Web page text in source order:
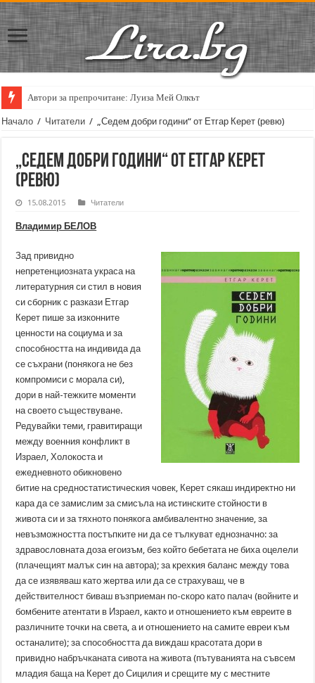
Автори за препрочитане: Луиза Мей Олкът
Начало / Читатели / „Седем добри години“ от Етгар Керет (ревю)
„Седем добри години“ от Етгар Керет
(ревю)
15.08.2015 Читатели
Владимир БЕЛОВ
Зад привидно
непретенциозната украса на
литературния си стил в новия
си сборник с разкази Етгар
Керет пише за изконните
ценности на социума и за
способността на индивида да
се съхрани (понякога не без
компромиси с морала си),
дори в най-тежките моменти
на своето съществуване.
Редувайки теми, гравитиращи
между военния конфликт в
Израел, Холокоста и
ежедневното обикновено
битие на средностатистическия човек, Керет сякаш индиректно ни
кара да се замислим за смисъла на истинските стойности в
живота си и за тяхното понякога амбивалентно значение, за
невъзможността постъпките ни да се тълкуват еднозначно: за
здравословната доза егоизъм, без който бебетата не биха оцелели
(плачещият малък син на автора); за крехкия баланс между това
да се изявяваш като жертва или да се страхуваш, че в
действителност биваш възприеман по-скоро като палач (войните и
бомбените атентати в Израел, както и отношението към евреите в
различните точки на света, а и отношението на самите евреи към
останалите); за способността да виждаш красотата дори в
привидно набръчканата сивота на живота (пътуванията на съвсем
младия баща на Керет до Сицилия и срещите му с местните